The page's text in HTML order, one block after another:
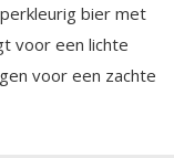
bier met
voor een lichte
voor een zachte